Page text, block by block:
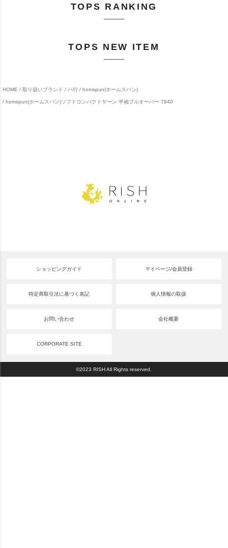
TOPS RANKING
TOPS NEW ITEM
HOME 取り扱いブランド ハ行 homspun(ホームスパン)
homspun(ホームスパン)ソフトコンパクトヤーン 半袖プルオーバー 7840
ショッピングガイド マイページ/会員登録
特定商取引法に基づく表記 個人情報の取扱
お問い合わせ 会社概要
CORPORATE SITE
©2023 RISH All Rights reserved.